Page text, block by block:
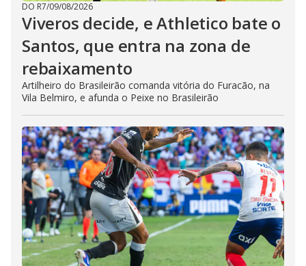
DO R7/09/08/2026
Viveros decide, e Athletico bate o
Santos, que entra na zona de
rebaixamento
Artilheiro do Brasileirão comanda vitória do Furacão, na
Vila Belmiro, e afunda o Peixe no Brasileirão